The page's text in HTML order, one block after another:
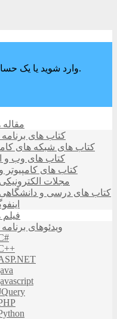
وارد شوید یا یک حساب کاربری جدید ایجاد کنید.
کتاب های
کتاب های شبکه های
کتاب های وب و
کتاب های کامپیوتر
مجلات
کتاب های درسی و
ویدئوهای